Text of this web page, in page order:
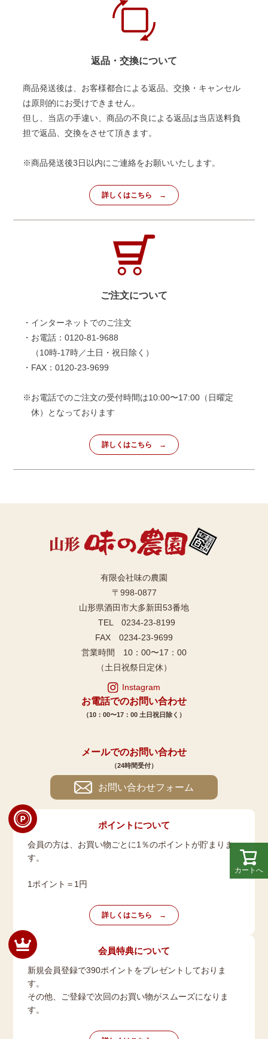
カートへ
返品・交換について
商品発送後は、お客様都合による返品。交換・キャンセル
は原則的にお受けできません。
但し、当店の手違い、商品の不良による返品は当店送料負
担で返品、交換をさせて頂きます。
※商品発送後3日以内にご連絡をお願いいたします。
詳しくはこちら
ご注文について
・インターネットでのご注文
・お電話：0120-81-9688
（10時-17時／土日・祝日除く）
・FAX：0120-23-9699
※お電話でのご注文の受付時間は10:00〜17:00（日曜定
休）となっております
詳しくはこちら
有限会社味の農園
〒998-0877
山形県酒田市大多新田53番地
TEL 0234-23-8199
FAX 0234-23-9699
営業時間 10：00〜17：00
（土日祝祭日定休）
Instagram
お電話でのお問い合わせ
（10：00〜17：00 土日祝日除く）
メールでのお問い合わせ
（24時間受付）
お問い合わせフォーム
ポイントについて
会員の方は、お買い物ごとに1％のポイントが貯まりま
す。
1ポイント＝1円
詳しくはこちら
会員特典について
新規会員登録で390ポイントをプレゼントしておりま
す。
その他、ご登録で次回のお買い物がスムーズになりま
す。